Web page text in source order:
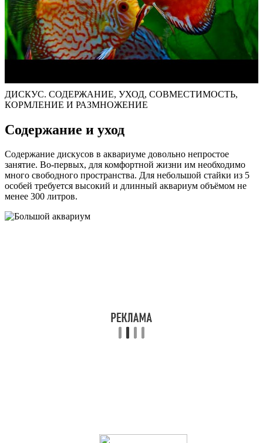
ДИСКУС. СОДЕРЖАНИЕ, УХОД, СОВМЕСТИМОСТЬ,
КОРМЛЕНИЕ И РАЗМНОЖЕНИЕ
Содержание и уход
Содержание дискусов в аквариуме довольно непростое
занятие. Во-первых, для комфортной жизни им необходимо
много свободного пространства. Для небольшой стайки из 5
особей требуется высокий и длинный аквариум объёмом не
менее 300 литров.